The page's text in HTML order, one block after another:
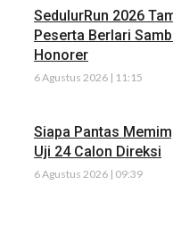
SedulurRun 2026
Peserta Berlari
Honorer
6 Agustus 2026 | 11:15
Siapa Pantas
Uji 24 Calon Direksi
6 Agustus 2026 | 09:39